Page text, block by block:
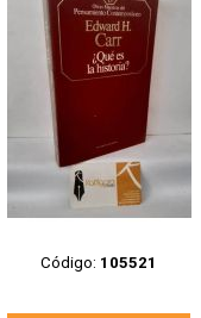
Código: 105521